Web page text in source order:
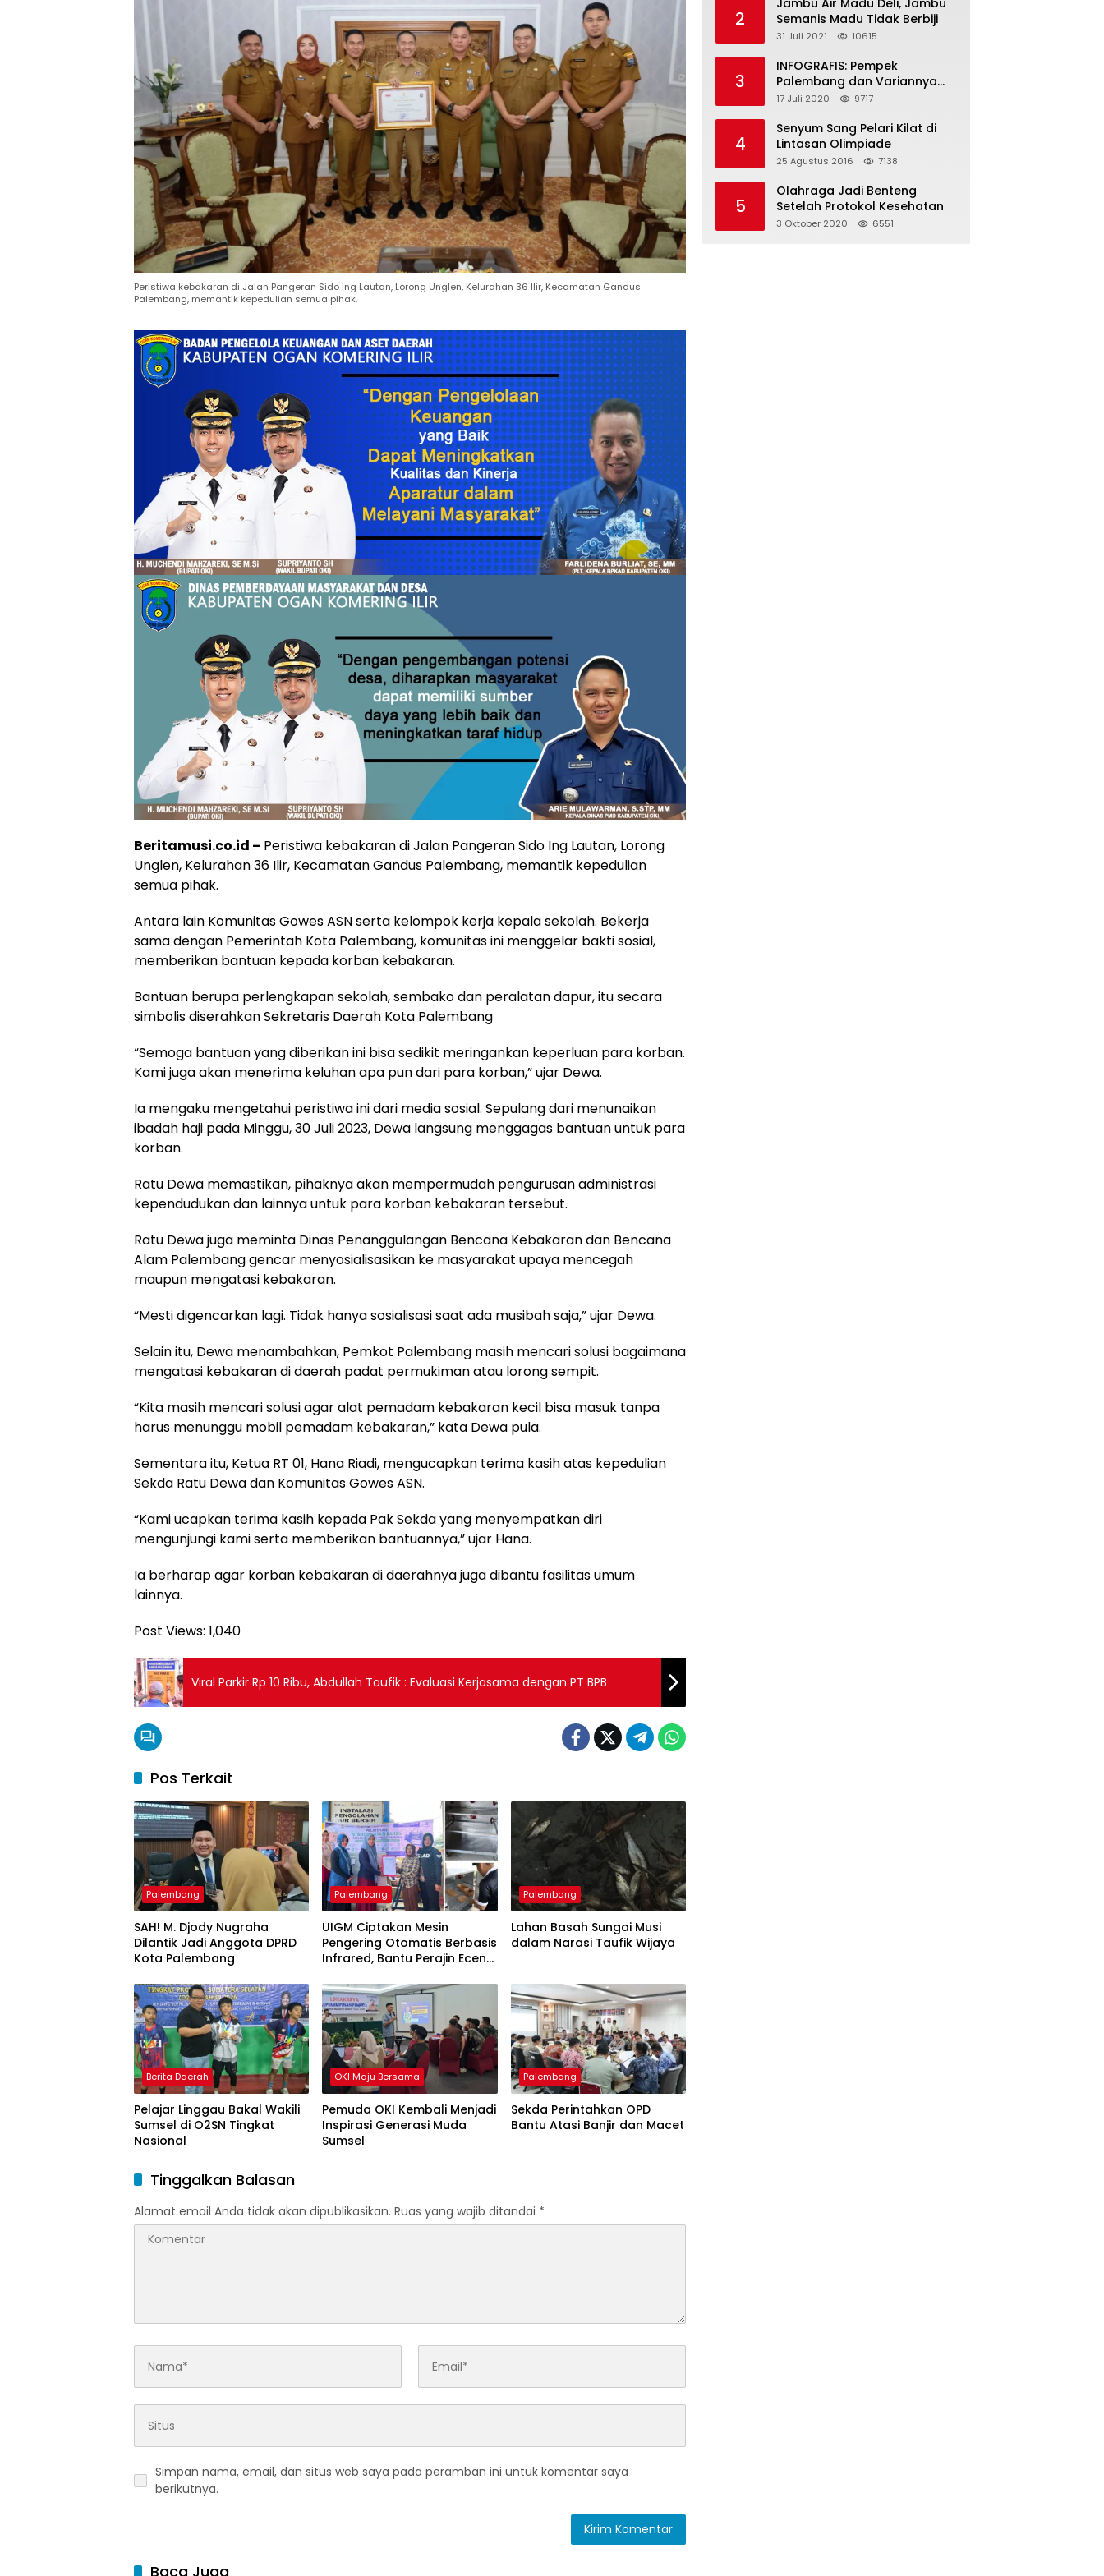
Peristiwa kebakaran di Jalan Pangeran Sido Ing Lautan, Lorong Unglen, Kelurahan 36 Ilir, Kecamatan Gandus
Palembang, memantik kepedulian semua pihak.
Beritamusi.co.id – Peristiwa kebakaran di Jalan Pangeran Sido Ing Lautan, Lorong
Unglen, Kelurahan 36 Ilir, Kecamatan Gandus Palembang, memantik kepedulian
semua pihak.
Antara lain Komunitas Gowes ASN serta kelompok kerja kepala sekolah. Bekerja
sama dengan Pemerintah Kota Palembang, komunitas ini menggelar bakti sosial,
memberikan bantuan kepada korban kebakaran.
Bantuan berupa perlengkapan sekolah, sembako dan peralatan dapur, itu secara
simbolis diserahkan Sekretaris Daerah Kota Palembang
“Semoga bantuan yang diberikan ini bisa sedikit meringankan keperluan para korban.
Kami juga akan menerima keluhan apa pun dari para korban,” ujar Dewa.
Ia mengaku mengetahui peristiwa ini dari media sosial. Sepulang dari menunaikan
ibadah haji pada Minggu, 30 Juli 2023, Dewa langsung menggagas bantuan untuk para
korban.
Ratu Dewa memastikan, pihaknya akan mempermudah pengurusan administrasi
kependudukan dan lainnya untuk para korban kebakaran tersebut.
Ratu Dewa juga meminta Dinas Penanggulangan Bencana Kebakaran dan Bencana
Alam Palembang gencar menyosialisasikan ke masyarakat upaya mencegah
maupun mengatasi kebakaran.
“Mesti digencarkan lagi. Tidak hanya sosialisasi saat ada musibah saja,” ujar Dewa.
Selain itu, Dewa menambahkan, Pemkot Palembang masih mencari solusi bagaimana
mengatasi kebakaran di daerah padat permukiman atau lorong sempit.
“Kita masih mencari solusi agar alat pemadam kebakaran kecil bisa masuk tanpa
harus menunggu mobil pemadam kebakaran,” kata Dewa pula.
Sementara itu, Ketua RT 01, Hana Riadi, mengucapkan terima kasih atas kepedulian
Sekda Ratu Dewa dan Komunitas Gowes ASN.
“Kami ucapkan terima kasih kepada Pak Sekda yang menyempatkan diri
mengunjungi kami serta memberikan bantuannya,” ujar Hana.
Ia berharap agar korban kebakaran di daerahnya juga dibantu fasilitas umum
lainnya.
Post Views: 1,040
Viral Parkir Rp 10 Ribu, Abdullah Taufik : Evaluasi Kerjasama dengan PT BPB
Pos Terkait
Palembang
SAH! M. Djody Nugraha
Dilantik Jadi Anggota DPRD
Kota Palembang
Palembang
UIGM Ciptakan Mesin
Pengering Otomatis Berbasis
Infrared, Bantu Perajin Eceng
Palembang
Lahan Basah Sungai Musi
dalam Narasi Taufik Wijaya
Berita Daerah
Pelajar Linggau Bakal Wakili
Sumsel di O2SN Tingkat
Nasional
OKI Maju Bersama
Pemuda OKI Kembali Menjadi
Inspirasi Generasi Muda
Sumsel
Palembang
Sekda Perintahkan OPD
Bantu Atasi Banjir dan Macet
Tinggalkan Balasan
Alamat email Anda tidak akan dipublikasikan. Ruas yang wajib ditandai *
Simpan nama, email, dan situs web saya pada peramban ini untuk komentar saya
berikutnya.
Baca Juga
2
Jambu Air Madu Deli, Jambu
Semanis Madu Tidak Berbiji
31 Juli 2021 10615
3
INFOGRAFIS: Pempek
Palembang dan Variannya
yang Melegenda
17 Juli 2020 9717
4
Senyum Sang Pelari Kilat di
Lintasan Olimpiade
25 Agustus 2016 7138
5
Olahraga Jadi Benteng
Setelah Protokol Kesehatan
3 Oktober 2020 6551